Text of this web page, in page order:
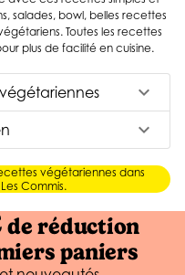
salades, bowl, belles recettes
Toutes les recettes
plus de facilité en cuisine.
keyboard_arrow_down
keyboard_arrow_down
végétariennes dans
Commis.
de réduction
paniers